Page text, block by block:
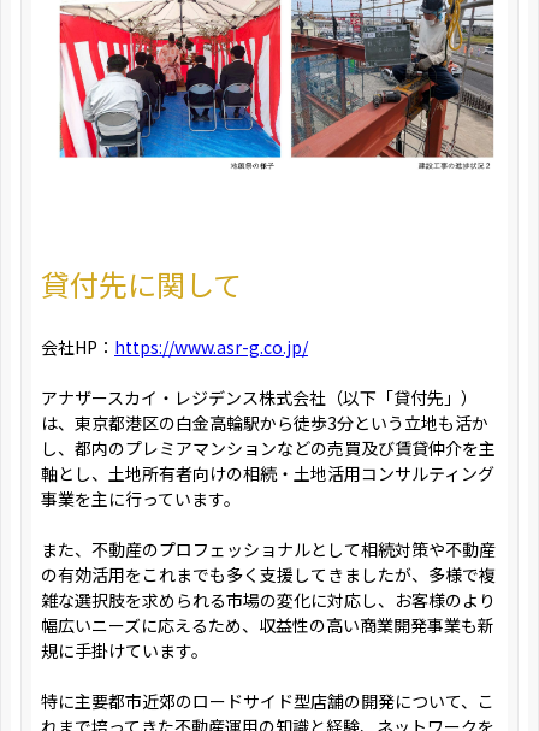
貸付先に関して
会社HP： https://www.asr-g.co.jp/
アナザースカイ・レジデンス株式会社（以下「貸付先」）
は、東京都港区の白金高輪駅から徒歩3分という立地も活か
し、都内のプレミアマンションなどの売買及び賃貸仲介を主
軸とし、土地所有者向けの相続・土地活用コンサルティング
事業を主に行っています。
また、不動産のプロフェッショナルとして相続対策や不動産
の有効活用をこれまでも多く支援してきましたが、多様で複
雑な選択肢を求められる市場の変化に対応し、お客様のより
幅広いニーズに応えるため、収益性の高い商業開発事業も新
規に手掛けています。
特に主要都市近郊のロードサイド型店舗の開発について、こ
れまで培ってきた不動産運用の知識と経験、ネットワークを